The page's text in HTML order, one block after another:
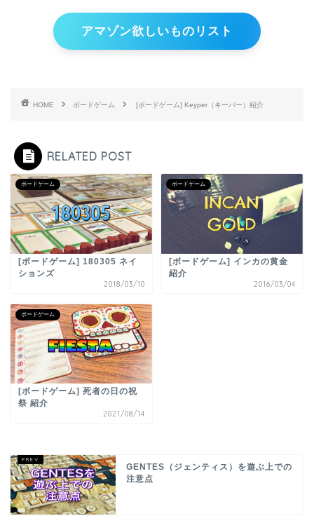
アマゾン欲しいものリスト
HOME ボードゲーム [ボードゲーム] Keyper（キーパー）紹介
RELATED POST
ボードゲーム
[ボードゲーム] 180305 ネイ
ションズ
2018/03/10
ボードゲーム
[ボードゲーム] インカの黄金
紹介
2016/03/04
ボードゲーム
[ボードゲーム] 死者の日の祝
祭 紹介
2021/08/14
GENTES（ジェンティス）を遊ぶ上での
注意点